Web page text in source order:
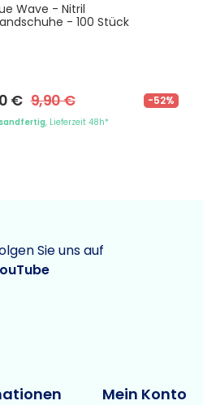
Wave - Nitril
- 100 Stück
€ 9,90 € -52%
, Lieferzeit 48h*
Sie uns auf
Mein Konto